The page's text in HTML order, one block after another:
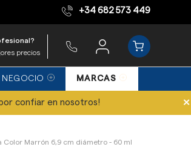
de expertos +34 682 573 449
precios
NEGOCIO MARCAS
confiar en nosotros! ×
Color Marrón 6,9 cm diámetro - 60 ml